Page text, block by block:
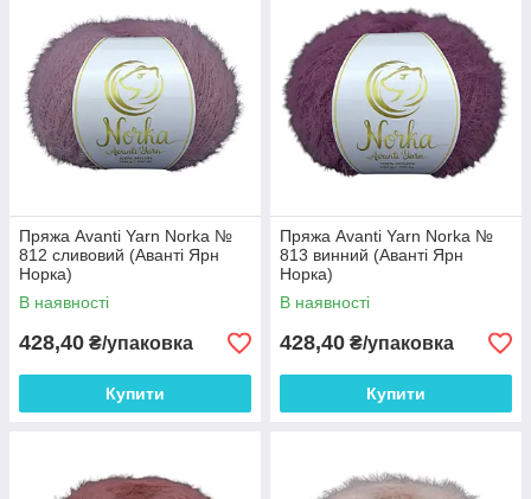
Пряжа Avanti Yarn Norka №
812 сливовий (Аванті Ярн
Норка)
В наявності
428,40 ₴/упаковка
Купити
Пряжа Avanti Yarn Norka №
813 винний (Аванті Ярн
Норка)
В наявності
428,40 ₴/упаковка
Купити